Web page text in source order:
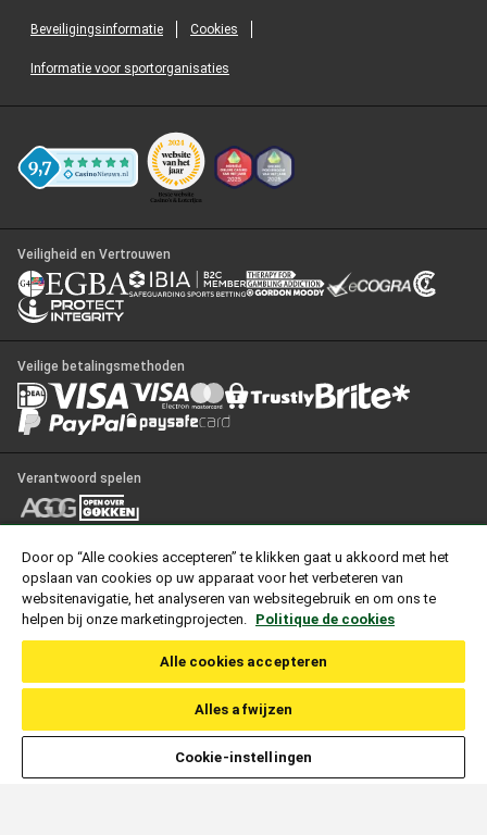
Beveiligingsinformatie Cookies
Informatie voor sportorganisaties
Veiligheid en Vertrouwen
Veilige betalingsmethoden
Verantwoord spelen
© Copyright 2026, Unibet. Alle rechten voorbehouden.
“UNIBET” is een gedeponeerd handelsmerk. UNIBET is niet aangesloten bij
of verbonden aan sportteams, organisaties van evenementen of spelers die
afgebeeld worden op haar websites.
Optdeck Service Limited, een vennootschap naar Maltees recht, gevestigd en
kantoorhoudend te Level 6, The Centre, Tigne Point, Sliema, TPO0001,
organiseren van kansspelen op afstand. Deze vergunning, met kenmerk
1730/01.267.175 is verleend door de Nederlandse Kansspelautoriteit op 08
, deelname aan kansspelen kan verslavend zijn. Speel
verantwoord en raadpleeg ons helpcentrum.
Door op “Alle cookies accepteren” te klikken gaat u akkoord met het
opslaan van cookies op uw apparaat voor het verbeteren van
websitenavigatie, het analyseren van websitegebruik en om ons te
helpen bij onze marketingprojecten. Politique de cookies
Alle cookies accepteren
Alles afwijzen
Cookie-instellingen